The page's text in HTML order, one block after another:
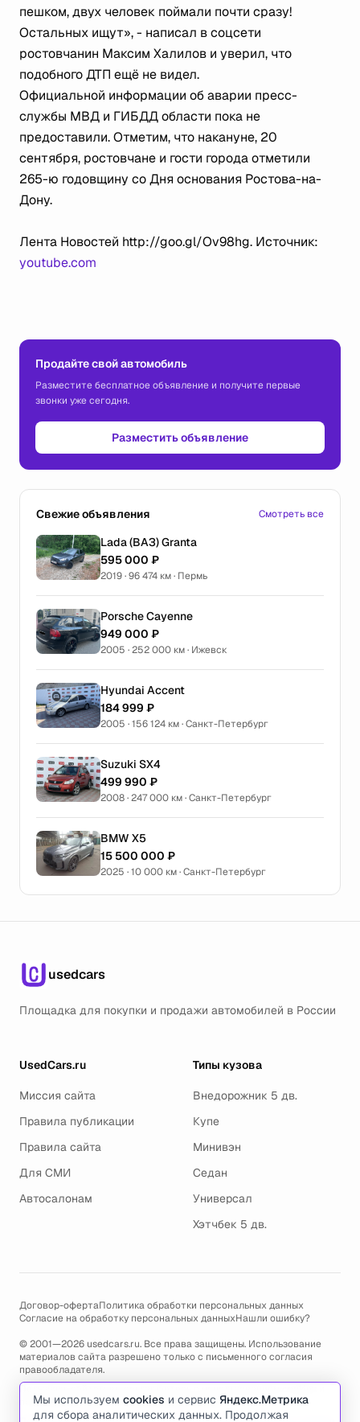
пешком, двух человек поймали почти сразу!
Остальных ищут», - написал в соцсети
ростовчанин Максим Халилов и уверил, что
подобного ДТП ещё не видел.
Официальной информации об аварии пресс-
службы МВД и ГИБДД области пока не
предоставили. Отметим, что накануне, 20
сентября, ростовчане и гости города отметили
265-ю годовщину со Дня основания Ростова-на-
Дону.
Лента Новостей http://goo.gl/Ov98hg. Источник:
youtube.com
Продайте свой автомобиль
Разместите бесплатное объявление и получите первые
звонки уже сегодня.
Разместить объявление
Свежие объявления Смотреть все
Lada (ВАЗ) Granta
595 000 ₽
2019 · 96 474 км · Пермь
Porsche Cayenne
949 000 ₽
2005 · 252 000 км · Ижевск
Hyundai Accent
184 999 ₽
2005 · 156 124 км · Санкт-Петербург
Suzuki SX4
499 990 ₽
2008 · 247 000 км · Санкт-Петербург
BMW X5
15 500 000 ₽
2025 · 10 000 км · Санкт-Петербург
usedcars
Площадка для покупки и продажи автомобилей в России
UsedCars.ru
Миссия сайта
Правила публикации
Правила сайта
Для СМИ
Автосалонам
Типы кузова
Внедорожник 5 дв.
Купе
Минивэн
Седан
Универсал
Хэтчбек 5 дв.
Договор-офертаПолитика обработки персональных данных
Согласие на обработку персональных данныхНашли ошибку?
© 2001—2026 usedcars.ru. Все права защищены. Использование
материалов сайта разрешено только с письменного согласия
правообладателя.
Пользуясь сайтом, вы соглашаетесь с использованием cookies и
политикой обработки персональных данных.
Мы используем cookies и сервис Яндекс.Метрика
для сбора аналитических данных. Продолжая